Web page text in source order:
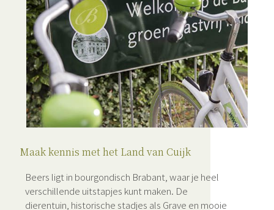
Maak kennis met het Land van Cuijk
Beers ligt in bourgondisch Brabant, waar je heel
verschillende uitstapjes kunt maken. De
dierentuin, historische stadjes als Grave en mooie